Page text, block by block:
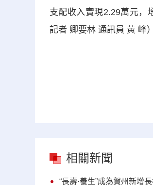
支配收入實現2.29萬元，
記者 卿要林 通訊員 黃 峰）
相關新聞
“長壽·養生”成為賀州新增